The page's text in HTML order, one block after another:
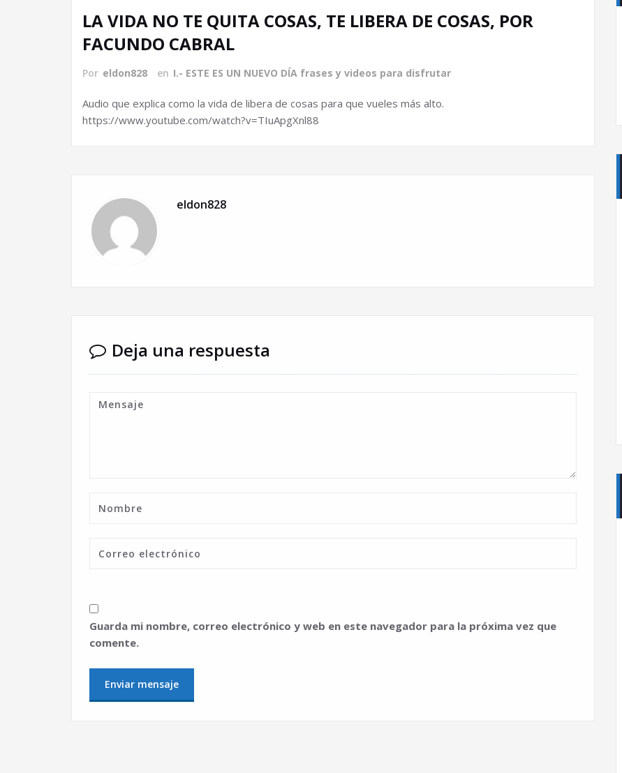
LA VIDA NO TE QUITA COSAS, TE LIBERA DE COSAS, POR
FACUNDO CABRAL
Por eldon828 en I.- ESTE ES UN NUEVO DÍA frases y videos para disfrutar
Audio que explica como la vida de libera de cosas para que vueles más alto.
https://www.youtube.com/watch?v=TIuApgXnl88
eldon828
Deja una respuesta
Guarda mi nombre, correo electrónico y web en este navegador para la próxima vez que
comente.